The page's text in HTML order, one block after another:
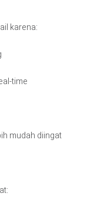
karena:
time
mudah diingat